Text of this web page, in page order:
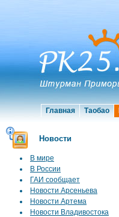
Главная Таобао
Новости
В мире
В России
ГАИ сообщает
Новости Арсеньева
Новости Артема
Новости Владивостока